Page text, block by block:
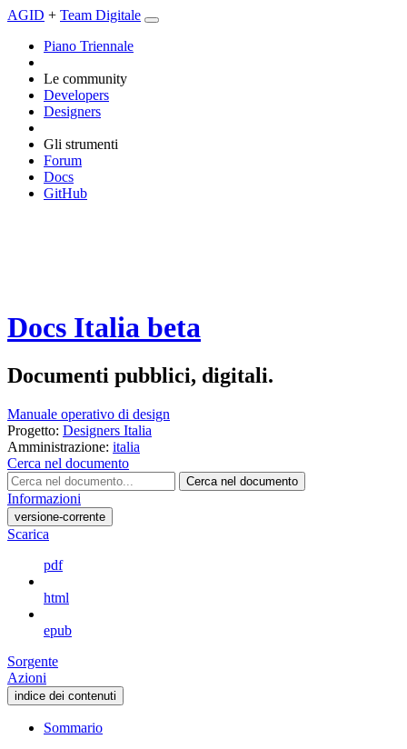
AGID + Team Digitale
Piano Triennale
Le community
Developers
Designers
Gli strumenti
Forum
Docs
GitHub
Docs Italia beta
Documenti pubblici, digitali.
Manuale operativo di design
Progetto: Designers Italia
Amministrazione: italia
Cerca nel documento
Cerca nel documento
Informazioni
versione-corrente
Scarica
pdf
html
epub
Sorgente
Azioni
indice dei contenuti
Sommario